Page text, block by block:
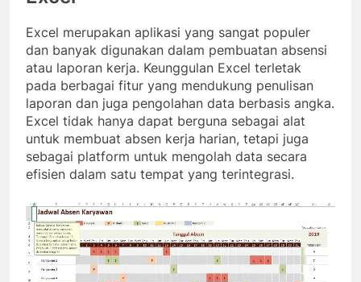
Excel merupakan aplikasi yang sangat populer
dan banyak digunakan dalam pembuatan absensi
atau laporan kerja. Keunggulan Excel terletak
pada berbagai fitur yang mendukung penulisan
laporan dan juga pengolahan data berbasis angka.
Excel tidak hanya dapat berguna sebagai alat
untuk membuat absen kerja harian, tetapi juga
sebagai platform untuk mengolah data secara
efisien dalam satu tempat yang terintegrasi.